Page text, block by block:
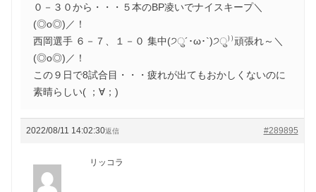
０－３０から・・・５本のBP凌いでナイスキープ＼
(◎o◎)／！
西岡選手 ６－７、１－０ 集中(੭ु´･ω･`)੭ु⁾⁾頑張れ～＼
(◎o◎)／！
この９日で8試合目・・・疲れが出てもおかしくないのに
素晴らしい( ；∀；)
2022/08/11 14:02:30 #289895
返信
リッコラ